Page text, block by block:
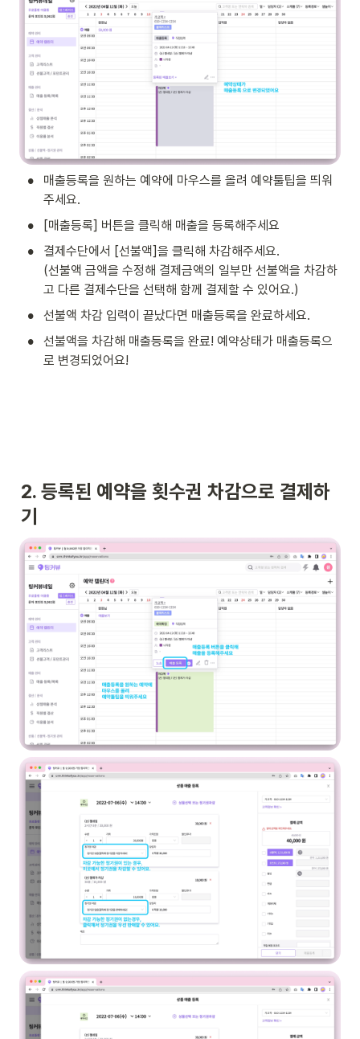
•
매출등록을 원하는 예약에 마우스를 올려 예약툴팁을 띄워
주세요.
• [매출등록] 버튼을 클릭해 매출을 등록해주세요
•
결제수단에서 [선불액]을 클릭해 차감해주세요.
(선불액 금액을 수정해 결제금액의 일부만 선불액을 차감하
고 다른 결제수단을 선택해 함께 결제할 수 있어요.)
• 선불액 차감 입력이 끝났다면 매출등록을 완료하세요.
•
선불액을 차감해 매출등록을 완료! 예약상태가 매출등록으
로 변경되었어요!
2. 등록된 예약을 횟수권 차감으로 결제하
기